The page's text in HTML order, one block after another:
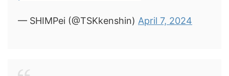
— SHIMPei (@TSKkenshin) April 7, 2024